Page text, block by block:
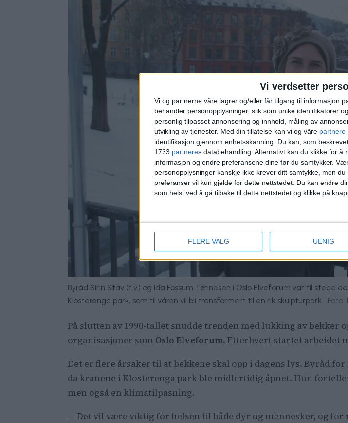
Vi verdsetter
Vi og partnerne våre lagrer og/eller får tilgang til informasjon
behandler personopplysninger, slik som unike identifikatorer
personlig tilpasset annonsering og innhold, måling av
utvikling av tjenester. Med din tillatelse kan vi og våre partnere
identifikasjon gjennom enhetsskanning. Du kan, som
1733 partneres databehandling. Alternativt kan du klikke for
informasjon og endre preferansene dine før du samtykker.
personopplysninger kanskje ikke krever ditt samtykke, men
preferanser vil kun gjelde for dette nettstedet. Du kan endre
som helst ved å gå tilbake til dette nettstedet og klikke på
FLERE VALG UENIG
Byråd Sirin Stav (t.v.) og Ida Fossum Tønnesen i Oslo Elveforum var til stede
Klosterenga park, som til våren vil bli transformert til en rik skulpturpark.
På slutten av 1990-tallet snudde trenden med lukking av
organisasjoner som Oslo Elveforum. Etterhvert startet arbeidet
Det er flere årsaker til at bekkene skal opp i dagens lys. Byråd
da kranene i Klosterenga park ble midlertidig åpnet. Hun
men også en klimatilpasning.
— Det vil være viktig for helsen til både dyr og mennesker, og